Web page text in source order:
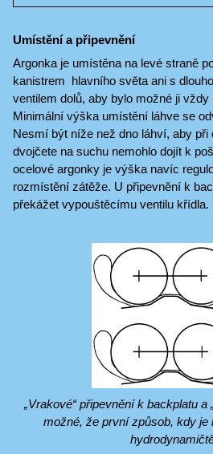
Umístění a připevnění
Argonka je umístěna na levé straně
kanistrem hlavního světa ani s
ventilem dolů, aby bylo možné ji
Minimální výška umístění láhve se
Nesmí být níže než dno láhví, aby při
dvojčete na suchu nemohlo dojít k
ocelové argonky je výška navíc
rozmístění zátěže. U připevnění k
překážet vypouštěcímu ventilu křídla.
„Vrakové“ připevnění k backplatu a
možné, že první způsob, kdy je